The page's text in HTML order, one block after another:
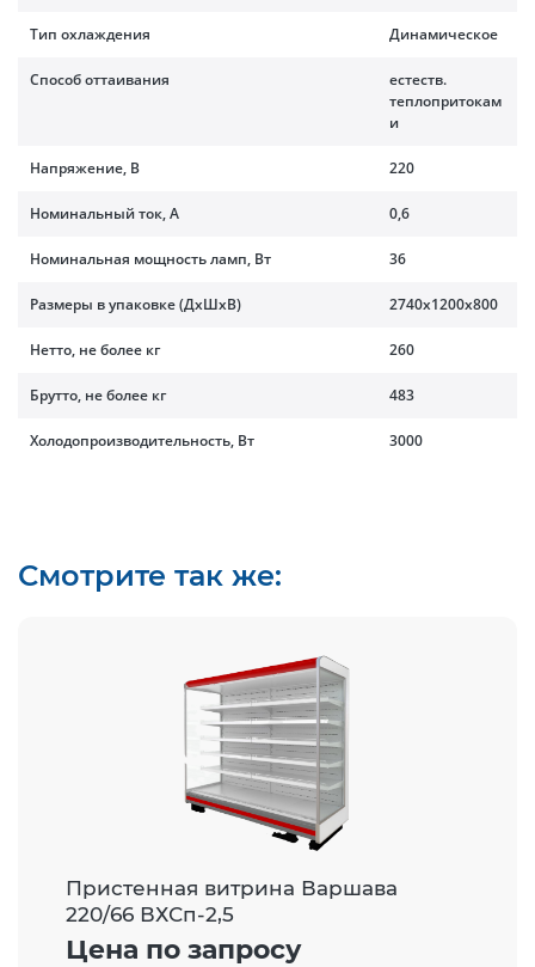
Тип охлаждения Динамическое
Способ оттаивания
естеств.
теплопритокам
и
Напряжение, В 220
Номинальный ток, A 0,6
Номинальная мощность ламп, Вт 36
Размеры в упаковке (ДхШхВ) 2740x1200x800
Нетто, не более кг 260
Брутто, не более кг 483
Холодопроизводительность, Вт 3000
Смотрите так же:
Пристенная витрина Варшава
220/66 ВХСп-2,5
Цена по запросу